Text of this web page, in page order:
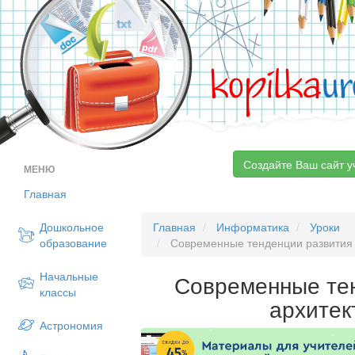
kopilka
МЕНЮ
Главная
Дошкольное
образование
Начальные
классы
Астрономия
Создайте Ваш сайт
Главная Информатика
Уроки
Современные тенденции
Современные